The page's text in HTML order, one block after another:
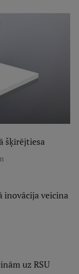
šķīrējtiesa
inovācija veicina
uz RSU